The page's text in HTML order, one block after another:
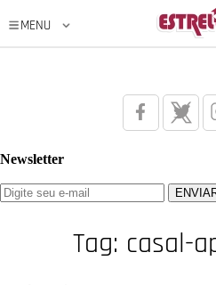
Newsletter
Tag: casal-